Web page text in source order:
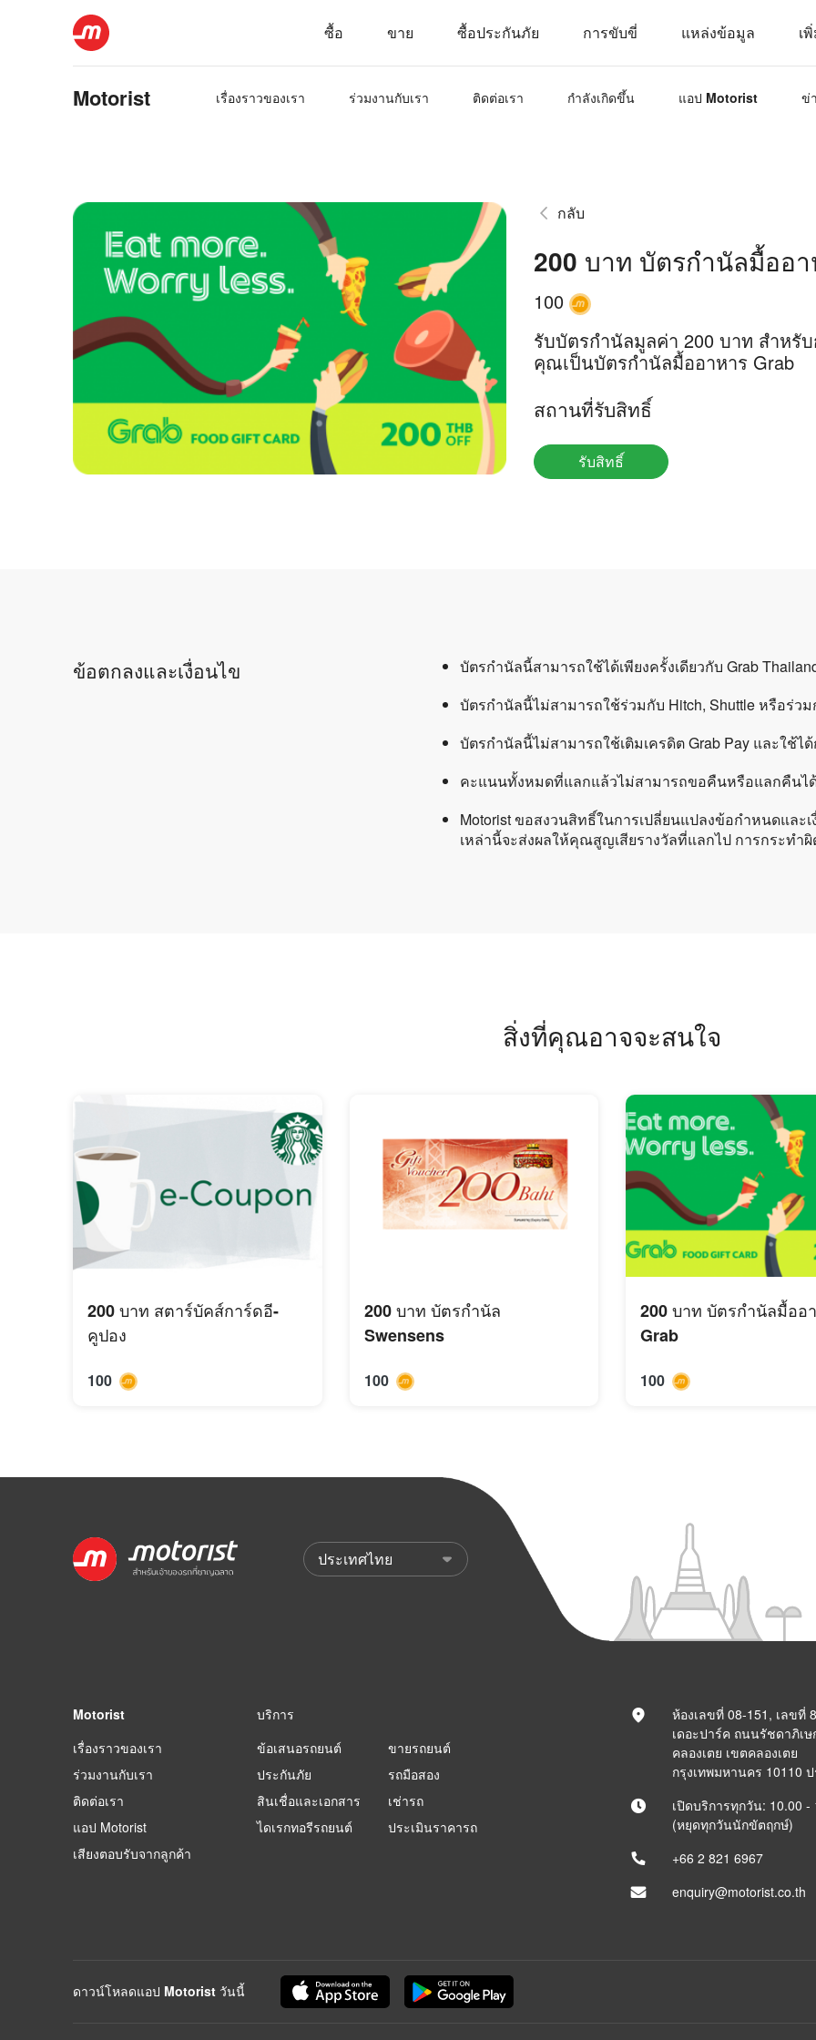
ซื้อ ขาย ซื้อประกันภัย การขับขี่ แหล่งข้อมูล เ
Motorist เรื่องราวของเรา ร่วมงานกับเรา ติดต่อเรา กำลังเกิดขึ้น แอป Motorist ข่
กลับ
200 บาท บัตรกำนัลมื้ออ
100
รับบัตรกำนัลมูลค่า 200 บาท สำหรั
คุณเป็นบัตรกำนัลมื้ออาหาร Grab
สถานที่รับสิทธิ์
รับสิทธิ์
ข้อตกลงและเงื่อนไข
บัตรกำนัลนี้สามารถใช้ได้เพียงครั้งเดียวกับ Grab
บัตรกำนัลนี้ไม่สามารถใช้ร่วมกับ Hitch, Shuttle หรือร่
บัตรกำนัลนี้ไม่สามารถใช้เติมเครดิต Grab Pay และใช้ไ
คะแนนทั้งหมดที่แลกแล้วไม่สามารถขอคืนหรือแลกคืนไ
Motorist ขอสงวนสิทธิ์ในการเปลี่ยนแปลงข้อกำหนดและ
เหล่านี้จะส่งผลให้คุณสูญเสียรางวัลที่แลกไป การกระท
สิ่งที่คุณอาจจะสนใจ
200 บาท สตาร์บัคส์การ์ดอี-
คูปอง
100
200 บาท บัตรกำนัล
Swensens
100
200 บาท บัตรกำนัลมื้ออ
Grab
100
Motorist
เรื่องราวของเรา
ร่วมงานกับเรา
ติดต่อเรา
แอป Motorist
เสียงตอบรับจากลูกค้า
บริการ
ข้อเสนอรถยนต์
ประกันภัย
สินเชื่อและเอกสาร
ไดเรกทอรีรถยนต์
ขายรถยนต์
รถมือสอง
เช่ารถ
ประเมินราคารถ
ห้องเลขที่ 08-151, เลขที่
เดอะปาร์ค ถนนรัชดาภิเ
คลองเตย เขตคลองเตย
กรุงเทพมหานคร 10110
เปิดบริการทุกวัน: 10.00 -
(หยุดทุกวันนักขัตฤกษ์)
+66 2 821 6967
enquiry@motorist.co.th
ดาวน์โหลดแอป Motorist วันนี้